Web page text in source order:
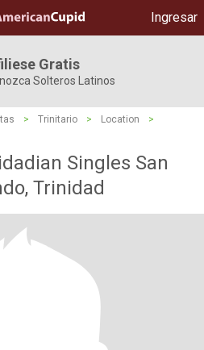
Ingresar
Gratis
Solteros Latinos
> Trinitario > Location
>
Singles San
Trinidad